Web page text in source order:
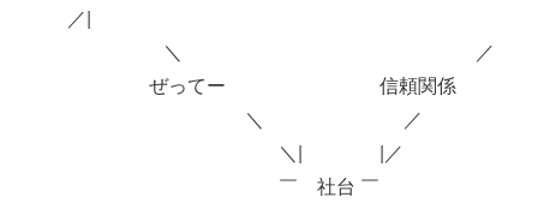
／|
＼ ／
ぜってー 信頼関係
＼ ／
＼| |／
￣ 社台 ￣